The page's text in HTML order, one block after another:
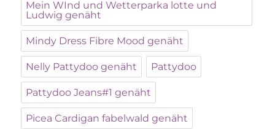
Mein WInd und Wetterparka lotte und
Ludwig genäht
Mindy Dress Fibre Mood genäht
Nelly Pattydoo genäht Pattydoo
Pattydoo Jeans#1 genäht
Picea Cardigan fabelwald genäht